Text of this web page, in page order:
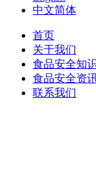
中文简体
首页
关于我们
食品安全知
食品安全资
联系我们